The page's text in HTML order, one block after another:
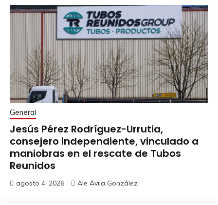
General
Jesús Pérez Rodríguez-Urrutia,
consejero independiente, vinculado a
maniobras en el rescate de Tubos
Reunidos
agosto 4, 2026 Ale Ávila González